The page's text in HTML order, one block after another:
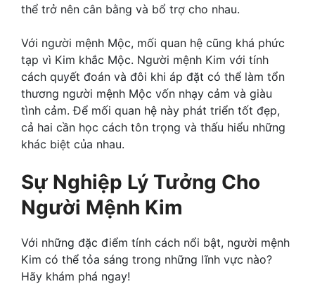
thể trở nên cân bằng và bổ trợ cho nhau.
Với người mệnh Mộc, mối quan hệ cũng khá phức
tạp vì Kim khắc Mộc. Người mệnh Kim với tính
cách quyết đoán và đôi khi áp đặt có thể làm tổn
thương người mệnh Mộc vốn nhạy cảm và giàu
tình cảm. Để mối quan hệ này phát triển tốt đẹp,
cả hai cần học cách tôn trọng và thấu hiểu những
khác biệt của nhau.
Sự Nghiệp Lý Tưởng Cho
Người Mệnh Kim
Với những đặc điểm tính cách nổi bật, người mệnh
Kim có thể tỏa sáng trong những lĩnh vực nào?
Hãy khám phá ngay!